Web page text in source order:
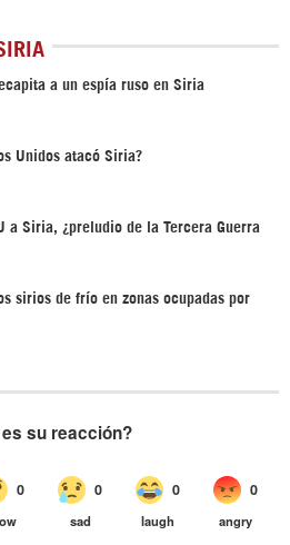
a un espía ruso en Siria
Unidos atacó Siria?
a Siria, ¿preludio de la Tercera Guerra
sirios de frío en zonas ocupadas por